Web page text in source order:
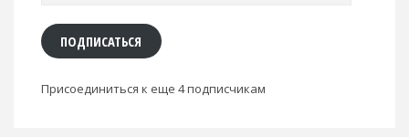
ПОДПИСАТЬСЯ
Присоединиться к еще 4 подписчикам